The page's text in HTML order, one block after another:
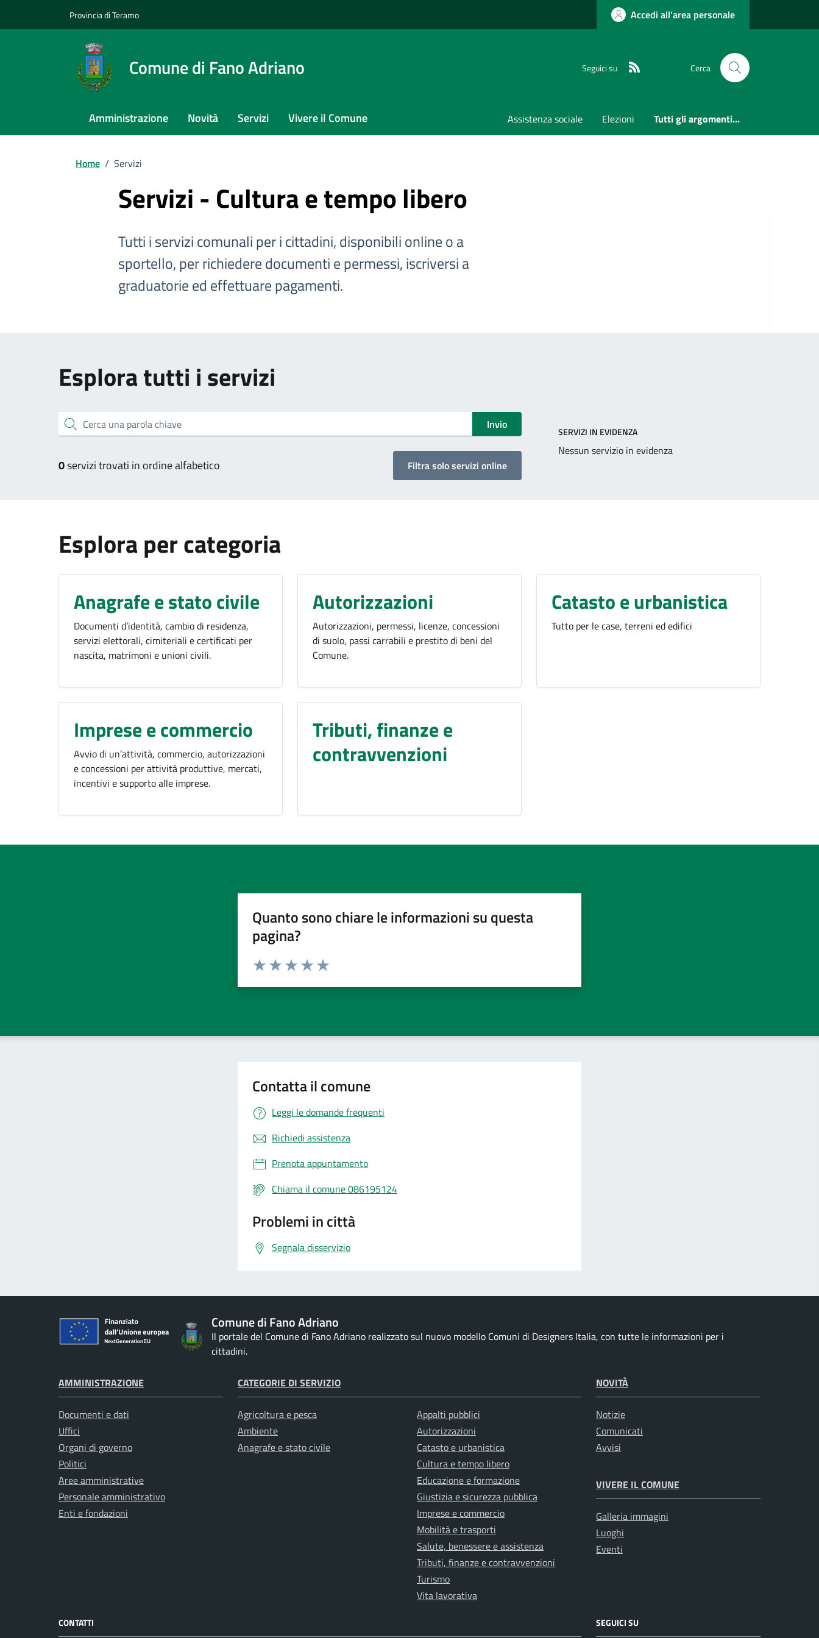
Provincia di Teramo Accedi all'area personale
Comune di Fano Adriano Seguici su Cerca
Amministrazione Novità Servizi Vivere il Comune Assistenza sociale Elezioni Tutti gli argomenti...
Home / Servizi
Servizi - Cultura e tempo libero
Tutti i servizi comunali per i cittadini, disponibili online o a
sportello, per richiedere documenti e permessi, iscriversi a
graduatorie ed effettuare pagamenti.
Esplora tutti i servizi
Cerca una parola chiave Invio
0servizi trovati in ordine alfabetico Filtra solo servizi online
SERVIZI IN EVIDENZA
Nessun servizio in evidenza
Esplora per categoria
Anagrafe e stato civile
Documenti d’identità, cambio di residenza,
servizi elettorali, cimiteriali e certificati per
nascita, matrimoni e unioni civili.
Autorizzazioni
Autorizzazioni, permessi, licenze, concessioni
di suolo, passi carrabili e prestito di beni del
Comune.
Catasto e urbanistica
Tutto per le case, terreni ed edifici
Imprese e commercio
Avvio di un’attività, commercio, autorizzazioni
e concessioni per attività produttive, mercati,
incentivi e supporto alle imprese.
Tributi, finanze e
contravvenzioni
Quanto sono chiare le informazioni su questa
pagina?
Valuta da 1 a 5 stelle la pagina
Contatta il comune
Leggi le domande frequenti
Richiedi assistenza
Prenota appuntamento
Chiama il comune 086195124
Problemi in città
Segnala disservizio
Comune di Fano Adriano
Il portale del Comune di Fano Adriano realizzato sul nuovo modello Comuni di Designers Italia, con tutte le informazioni per i
cittadini.
AMMINISTRAZIONE
Documenti e dati
Uffici
Organi di governo
Politici
Aree amministrative
Personale amministrativo
Enti e fondazioni
CATEGORIE DI SERVIZIO
Agricoltura e pesca
Ambiente
Anagrafe e stato civile
Appalti pubblici
Autorizzazioni
Catasto e urbanistica
Cultura e tempo libero
Educazione e formazione
Giustizia e sicurezza pubblica
Imprese e commercio
Mobilità e trasporti
Salute, benessere e assistenza
Tributi, finanze e contravvenzioni
Turismo
Vita lavorativa
NOVITÀ
Notizie
Comunicati
Avvisi
VIVERE IL COMUNE
Galleria immagini
Luoghi
Eventi
CONTATTI SEGUICI SU